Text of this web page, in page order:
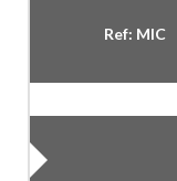
Ref: MIC